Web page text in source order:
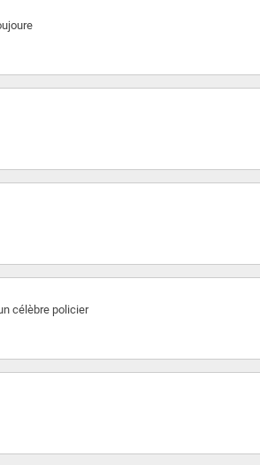
célèbre policier